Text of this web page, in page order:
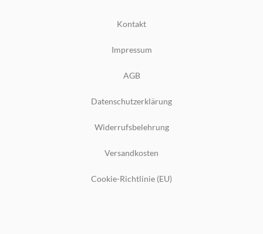
Kontakt
Impressum
AGB
Datenschutzerklärung
Widerrufsbelehrung
Versandkosten
Cookie-Richtlinie (EU)